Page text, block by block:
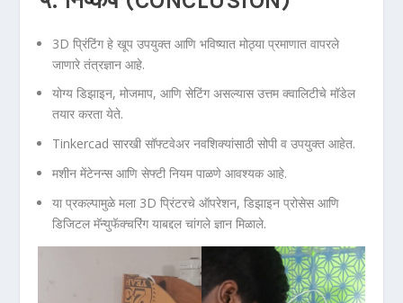
3D प्रिंटिंग हे खूप उपयुक्त आणि भविष्यात मोठ्या प्रमाणात वापरले
जाणारे तंत्रज्ञान आहे.
योग्य डिझाइन, मोजमाप, आणि सेटिंग असल्यास उत्तम क्वालिटीचे मॉडेल
तयार करता येते.
Tinkercad सारखी सॉफ्टवेअर नवशिक्यांसाठी सोपी व उपयुक्त आहेत.
मशीन मेंटेनन्स आणि सेफ्टी नियम पाळणे आवश्यक आहे.
या प्रकल्पामुळे मला 3D प्रिंटरचे ऑपरेशन, डिझाइन प्रोसेस आणि
डिजिटल मॅन्युफॅक्चरिंग याबद्दल चांगले ज्ञान मिळाले.